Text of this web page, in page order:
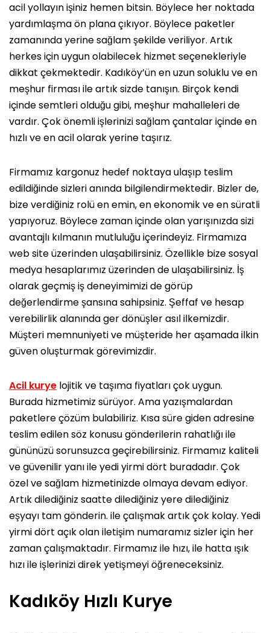
acil yollayın işiniz hemen bitsin. Böylece her noktada
yardımlaşma ön plana çıkıyor. Böylece paketler
zamanında yerine sağlam şekilde veriliyor. Artık
herkes için uygun olabilecek hizmet seçenekleriyle
dikkat çekmektedir. Kadıköy’ün en uzun soluklu ve en
meşhur firması ile artık sizde tanışın. Birçok kendi
içinde semtleri olduğu gibi, meşhur mahalleleri de
vardır. Çok önemli işlerinizi sağlam çantalar içinde en
hızlı ve en acil olarak yerine taşırız.
Firmamız kargonuz hedef noktaya ulaşıp teslim
edildiğinde sizleri anında bilgilendirmektedir. Bizler de,
bize verdiğiniz rolü en emin, en ekonomik ve en süratli
yapıyoruz. Böylece zaman içinde olan yarışınızda sizi
avantajlı kılmanın mutluluğu içerindeyiz. Firmamıza
web site üzerinden ulaşabilirsiniz. Özellikle bize sosyal
medya hesaplarımız üzerinden de ulaşabilirsiniz. İş
olarak geçmiş iş deneyimimizi de görüp
değerlendirme şansına sahipsiniz. Şeffaf ve hesap
verebilirlik alanında ger dönüşler asıl ilkemizdir.
Müşteri memnuniyeti ve müşteride her aşamada ilkin
güven oluşturmak görevimizdir.
Acil kurye lojitik ve taşıma fiyatları çok uygun.
Burada hizmetimiz sürüyor. Ama yazışmalardan
paketlere çözüm bulabiliriz. Kısa süre giden adresine
teslim edilen söz konusu gönderilerin rahatlığı ile
gününüzü sorunsuzca geçirebilirsiniz. Firmamız kaliteli
ve güvenilir yanı ile yedi yirmi dört buradadır. Çok
özel ve sağlam hizmetinizde olmaya devam ediyor.
Artık dilediğiniz saatte dilediğiniz yere dilediğiniz
eşyayı tam gönderin. ile çalışmak artık çok kolay. Yedi
yirmi dört açık olan iletişim numaramız sizler için her
zaman çalışmaktadır. Firmamız ile hızı, ile hatta ışık
hızı ile işlerinizi direk yetişmeyi öğreneceksiniz.
Kadıköy Hızlı Kurye